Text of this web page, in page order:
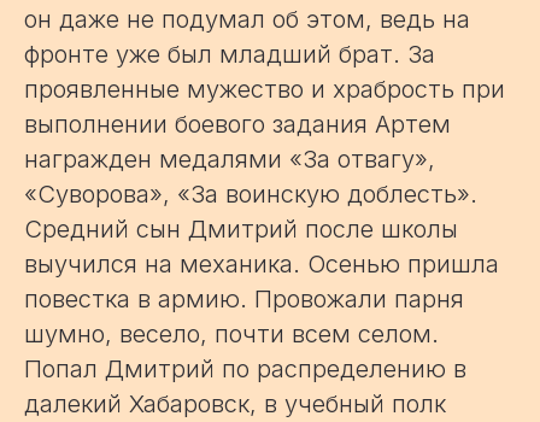
он даже не подумал об этом, ведь на
фронте уже был младший брат. За
проявленные мужество и храбрость при
выполнении боевого задания Артем
награжден медалями «За отвагу»,
«Суворова», «За воинскую доблесть».
Средний сын Дмитрий после школы
выучился на механика. Осенью пришла
повестка в армию. Провожали парня
шумно, весело, почти всем селом.
Попал Дмитрий по распределению в
далекий Хабаровск, в учебный полк